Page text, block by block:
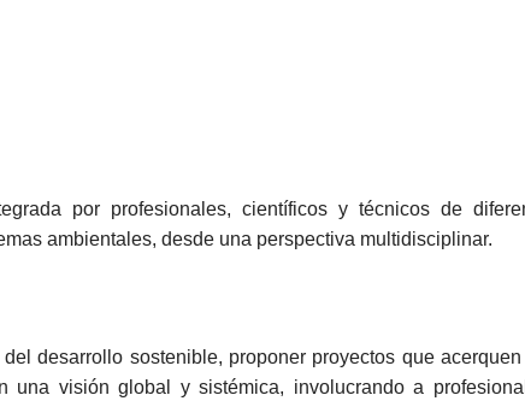
por profesionales, científicos y técnicos de
ambientales, desde una perspectiva multidisciplinar.
desarrollo sostenible, proponer proyectos que
visión global y sistémica, involucrando a